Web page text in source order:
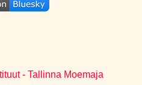
- Tallinna Moemaja